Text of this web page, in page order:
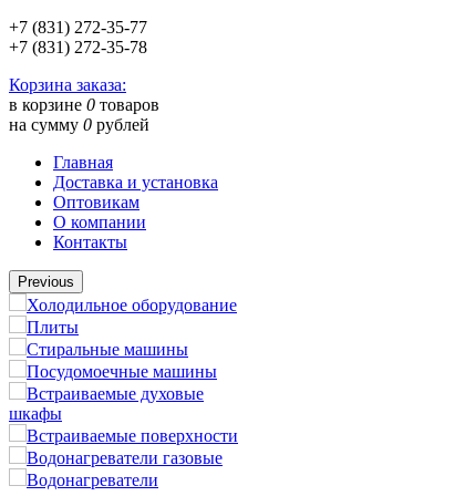
+7 (831) 272-35-77
+7 (831) 272-35-78
Корзина заказа:
в корзине 0 товаров
на сумму 0 рублей
Главная
Доставка и установка
Оптовикам
О компании
Контакты
Previous
Холодильное оборудование
Плиты
Стиральные машины
Посудомоечные машины
Встраиваемые духовые
шкафы
Встраиваемые поверхности
Водонагреватели газовые
Водонагреватели